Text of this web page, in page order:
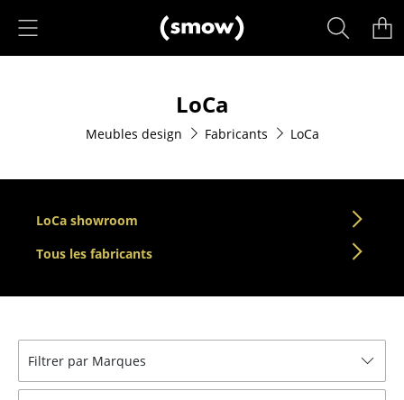
Chaises de cuisine & salle à manger
Canapés
Fauteuils
Fauteuils lounge
Chaises et Tabourets de bar
LoCa
Meubles design Fabricants LoCa
LoCa showroom
Tous les fabricants
Filtrer par Marques